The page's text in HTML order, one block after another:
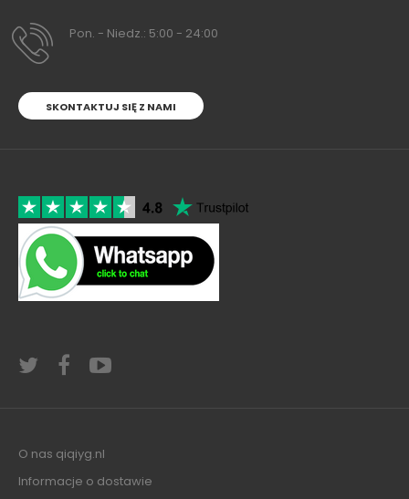
Pon. - Niedz.: 5:00 - 24:00
SKONTAKTUJ SIĘ Z NAMI
O nas qiqiyg.nl
Informacje o dostawie